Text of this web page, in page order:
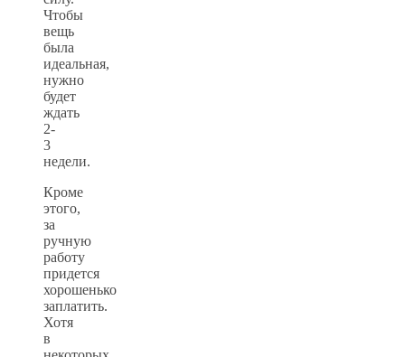
Чтобы
вещь
была
идеальная,
нужно
будет
ждать
2-
3
недели.
Кроме
этого,
за
ручную
работу
придется
хорошенько
заплатить.
Хотя
в